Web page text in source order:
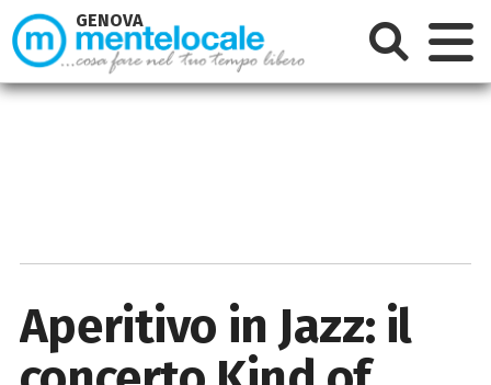
Aperitivo in Jazz: il
GENOVA